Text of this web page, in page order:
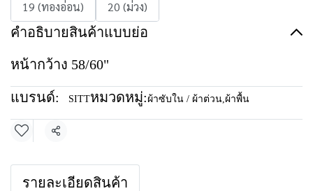
19 (ทองอ่อน)
20 (ม่วง)
คำอธิบายสินค้าแบบย่อ
หน้ากว้าง 58/60"
แบรนด์: SITTหมวดหมู่: ผ้าซับใน / ผ้าต่วน,ผ้าพื้น
แชร์
รายละเอียดสินค้า